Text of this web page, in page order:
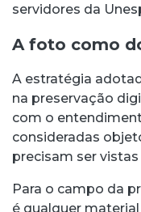
servidores da
A foto como
A estratégia
na preservação
com o
consideradas
precisam ser
Para o campo da
é qualquer